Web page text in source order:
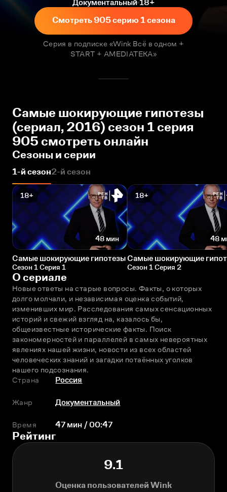
Документальный 18+
Смотреть 905 серию 1 сезона
Серия в подписке «Wink Всё в одном +
START + AMEDIATEKA»
Самые шокирующие гипотезы
(сериал, 2016) сезон 1 серия
905 смотреть онлайн
Сезоны и серии
1-й сезон2-й сезон
18+
48 мин
Самые шокирующие гипотезы
Сезон 1 Серия 1
18+
48
Самые шокирующие
Сезон 1 Серия 2
О сериале
Новые ответы на старые вопросы. Факты, о которых
долго молчали, и независимая оценка событий,
изменивших мир. Расследования самых сенсационных
историй и свежий взгляд на, казалось бы,
общеизвестные исторические факты. Поиск
закономерностей и параллелей в самых невероятных
явлениях нашей жизни, новости из всех областей
человеческих знаний и загадки потаённых уголков
нашего подсознания.
Страна
Россия
Жанр Документальный
Время 47 мин / 00:47
Рейтинг
9.1
Оценка пользователей Wink